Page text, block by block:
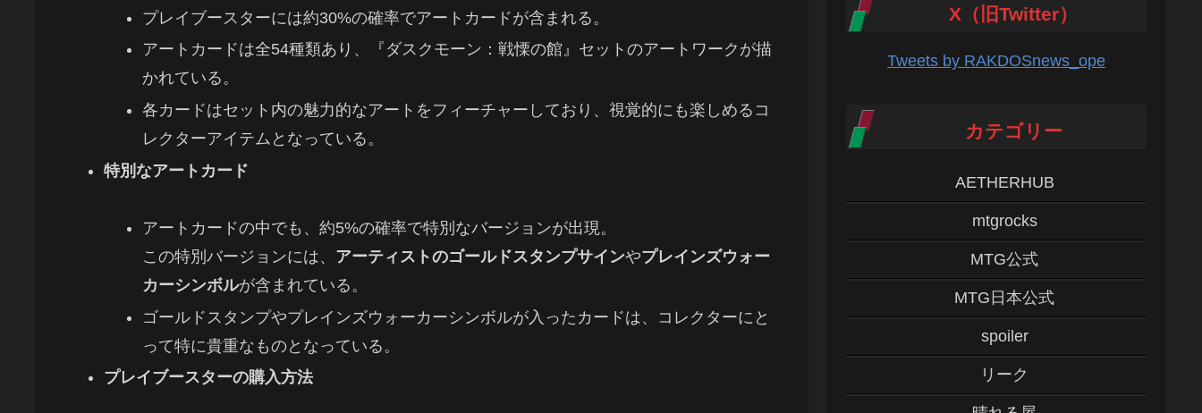
プレイブースターには約30%の確率でアートカードが含まれる。
アートカードは全54種類あり、『ダスクモーン：戦慄の館』セットのアートワークが描
かれている。
各カードはセット内の魅力的なアートをフィーチャーしており、視覚的にも楽しめるコ
レクターアイテムとなっている。
特別なアートカード
アートカードの中でも、約5%の確率で特別なバージョンが出現。
この特別バージョンには、 アーティストのゴールドスタンプサインやプレインズウォー
カーシンボルが含まれている。
ゴールドスタンプやプレインズウォーカーシンボルが入ったカードは、コレクターにと
って特に貴重なものとなっている。
プレイブースターの購入方法
X（旧Twitter）
Tweets by RAKDOSnews_ope
カテゴリー
AETHERHUB
mtgrocks
MTG公式
MTG日本公式
spoiler
リーク